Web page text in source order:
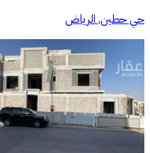
حي حطين, الرياض